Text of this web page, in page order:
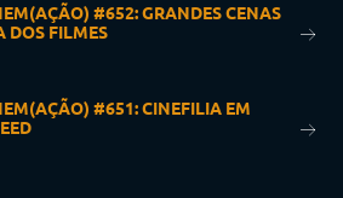
#652: GRANDES CENAS
DOS FILMES
#651: CINEFILIA EM